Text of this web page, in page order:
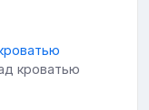
кроватью